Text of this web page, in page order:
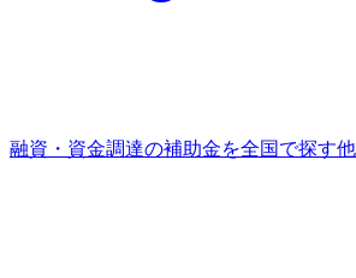
融資・資金調達の補助金を全国で探す